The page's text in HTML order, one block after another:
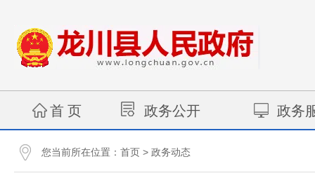
首 页 政务公开 政务
您当前所在位置： 首页 > 政务动态